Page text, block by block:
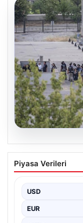
Etimesgut
Derinleşiyor:
Çıktı
Ankara Batı
yürütülen
Piyasa Verileri
USD
EUR